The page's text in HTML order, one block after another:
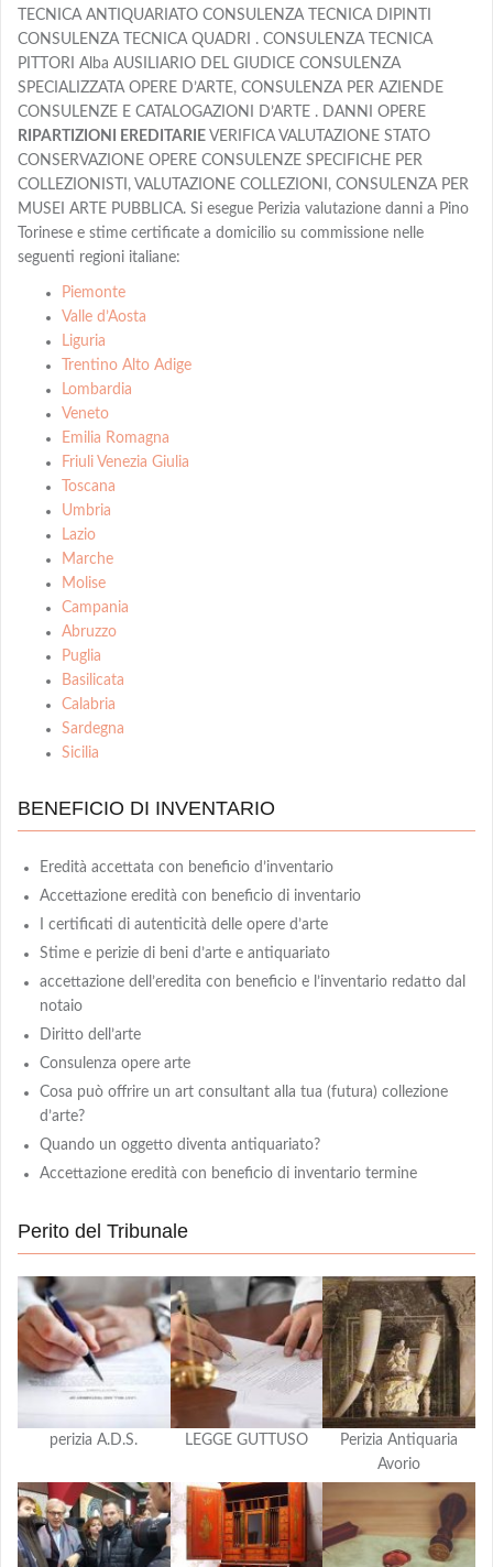
TECNICA ANTIQUARIATO CONSULENZA TECNICA DIPINTI
CONSULENZA TECNICA QUADRI . CONSULENZA TECNICA
PITTORI Alba AUSILIARIO DEL GIUDICE CONSULENZA
SPECIALIZZATA OPERE D’ARTE, CONSULENZA PER AZIENDE
CONSULENZE E CATALOGAZIONI D’ARTE . DANNI OPERE
RIPARTIZIONI EREDITARIE VERIFICA VALUTAZIONE STATO
CONSERVAZIONE OPERE CONSULENZE SPECIFICHE PER
COLLEZIONISTI, VALUTAZIONE COLLEZIONI, CONSULENZA PER
MUSEI ARTE PUBBLICA. Si esegue Perizia valutazione danni a Pino
Torinese e stime certificate a domicilio su commissione nelle
seguenti regioni italiane:
Piemonte
Valle d’Aosta
Liguria
Trentino Alto Adige
Lombardia
Veneto
Emilia Romagna
Friuli Venezia Giulia
Toscana
Umbria
Lazio
Marche
Molise
Campania
Abruzzo
Puglia
Basilicata
Calabria
Sardegna
Sicilia
BENEFICIO DI INVENTARIO
Eredità accettata con beneficio d’inventario
Accettazione eredità con beneficio di inventario
I certificati di autenticità delle opere d’arte
Stime e perizie di beni d’arte e antiquariato
accettazione dell’eredita con beneficio e l’inventario redatto dal
notaio
Diritto dell’arte
Consulenza opere arte
Cosa può offrire un art consultant alla tua (futura) collezione
d’arte?
Quando un oggetto diventa antiquariato?
Accettazione eredità con beneficio di inventario termine
Perito del Tribunale
perizia A.D.S. LEGGE GUTTUSO
Perizia Antiquaria
Avorio